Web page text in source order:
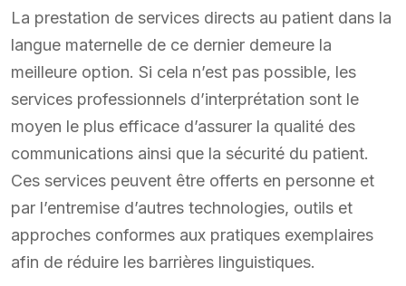
La prestation de services directs au patient dans la
langue maternelle de ce dernier demeure la
meilleure option. Si cela n’est pas possible, les
services professionnels d’interprétation sont le
moyen le plus efficace d’assurer la qualité des
communications ainsi que la sécurité du patient.
Ces services peuvent être offerts en personne et
par l’entremise d’autres technologies, outils et
approches conformes aux pratiques exemplaires
afin de réduire les barrières linguistiques.